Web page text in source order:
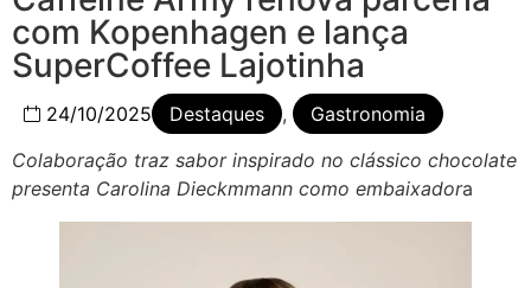
com Kopenhagen e lança
SuperCoffee Lajotinha
24/10/2025 Destaques ,
Gastronomia
Colaboração traz sabor inspirado no clássico chocolate
presenta Carolina Dieckmmann como embaixadora